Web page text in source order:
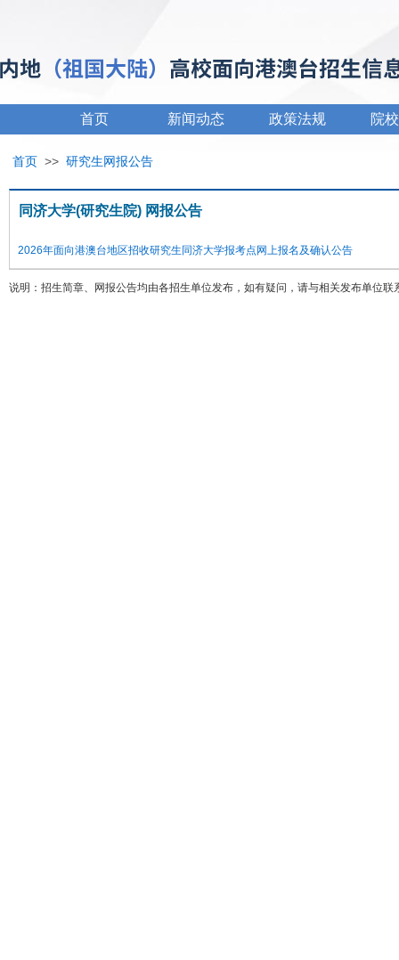
首页 新闻动态 政策法规 院
首页 >> 研究生网报公告
同济大学(研究生院) 网报公告
2026年面向港澳台地区招收研究生同济大学报考点网上报名及确认公告
说明：招生简章、网报公告均由各招生单位发布，如有疑问，请与相关发布单位